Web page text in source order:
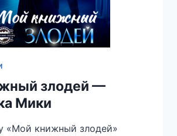
злодей —
Мики
«Мой книжный злодей»